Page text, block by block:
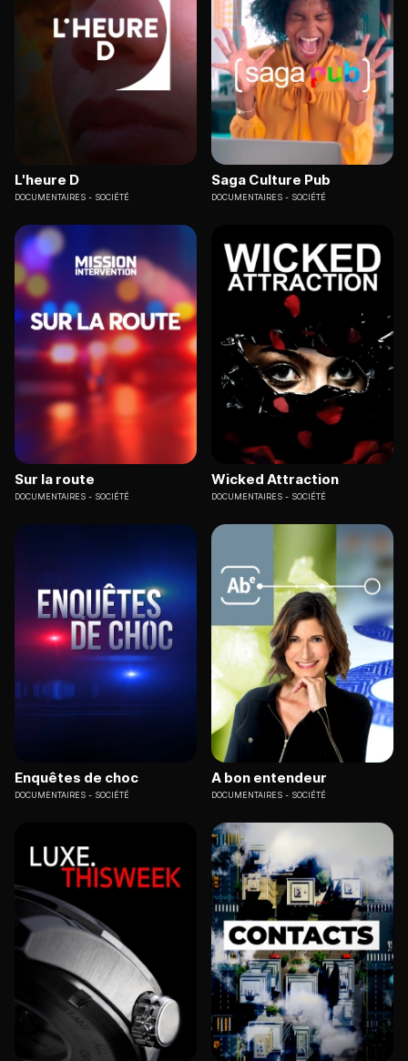
L'heure D
DOCUMENTAIRES SOCIÉTÉ
Saga Culture Pub
DOCUMENTAIRES SOCIÉTÉ
Sur la route
DOCUMENTAIRES SOCIÉTÉ
Wicked Attraction
DOCUMENTAIRES SOCIÉTÉ
Enquêtes de choc
DOCUMENTAIRES SOCIÉTÉ
A bon entendeur
DOCUMENTAIRES SOCIÉTÉ